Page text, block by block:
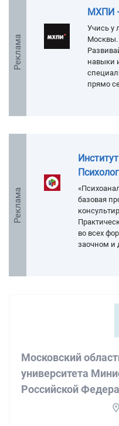
Реклама
МХПИ
Учись у
Москвы.
навыки
прямо
Реклама
базовая
во всех
заочном и
Московский
университета
Российской